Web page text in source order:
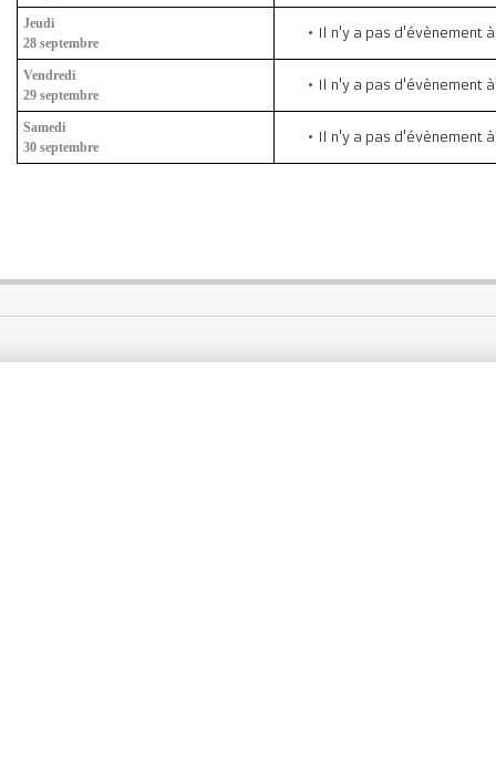
Jeudi
28 septembre
Il n'y a pas d'évènement
Vendredi
29 septembre
Il n'y a pas d'évènement
Samedi
30 septembre
Il n'y a pas d'évènement